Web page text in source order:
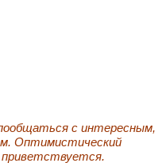
с интересным,
Оптимистический
приветствуется.